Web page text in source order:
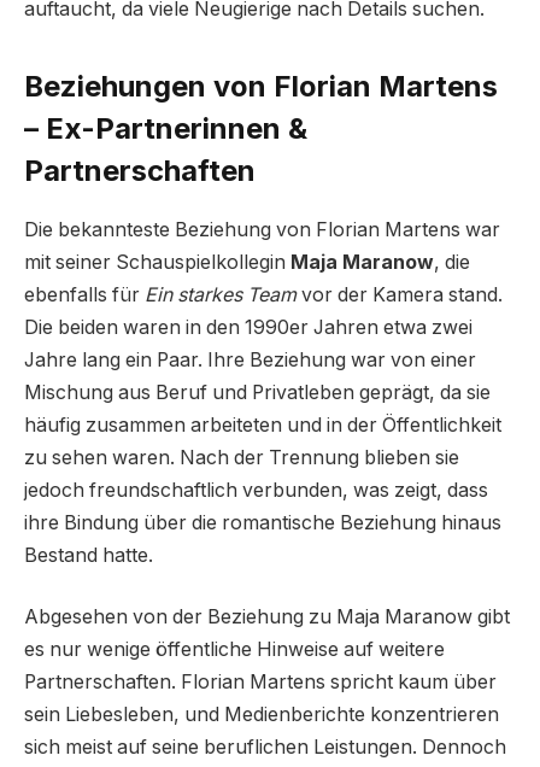
auftaucht, da viele Neugierige nach Details suchen.
Beziehungen von Florian Martens
– Ex-Partnerinnen &
Partnerschaften
Die bekannteste Beziehung von Florian Martens war
mit seiner Schauspielkollegin Maja Maranow, die
ebenfalls für Ein starkes Teamvor der Kamera stand.
Die beiden waren in den 1990er Jahren etwa zwei
Jahre lang ein Paar. Ihre Beziehung war von einer
Mischung aus Beruf und Privatleben geprägt, da sie
häufig zusammen arbeiteten und in der Öffentlichkeit
zu sehen waren. Nach der Trennung blieben sie
jedoch freundschaftlich verbunden, was zeigt, dass
ihre Bindung über die romantische Beziehung hinaus
Bestand hatte.
Abgesehen von der Beziehung zu Maja Maranow gibt
es nur wenige öffentliche Hinweise auf weitere
Partnerschaften. Florian Martens spricht kaum über
sein Liebesleben, und Medienberichte konzentrieren
sich meist auf seine beruflichen Leistungen. Dennoch